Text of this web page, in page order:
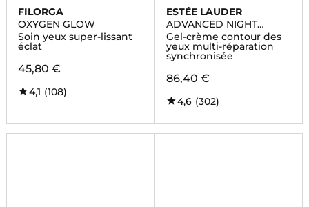
FILORGA
OXYGEN GLOW
Soin yeux super-lissant
éclat
45,80 €
4,1 (108)
ESTÉE LAUDER
ADVANCED NIGHT
REPAIR CONTOUR DES
YEUX
Gel-crème contour des
yeux multi-réparation
synchronisée
86,40 €
4,6 (302)